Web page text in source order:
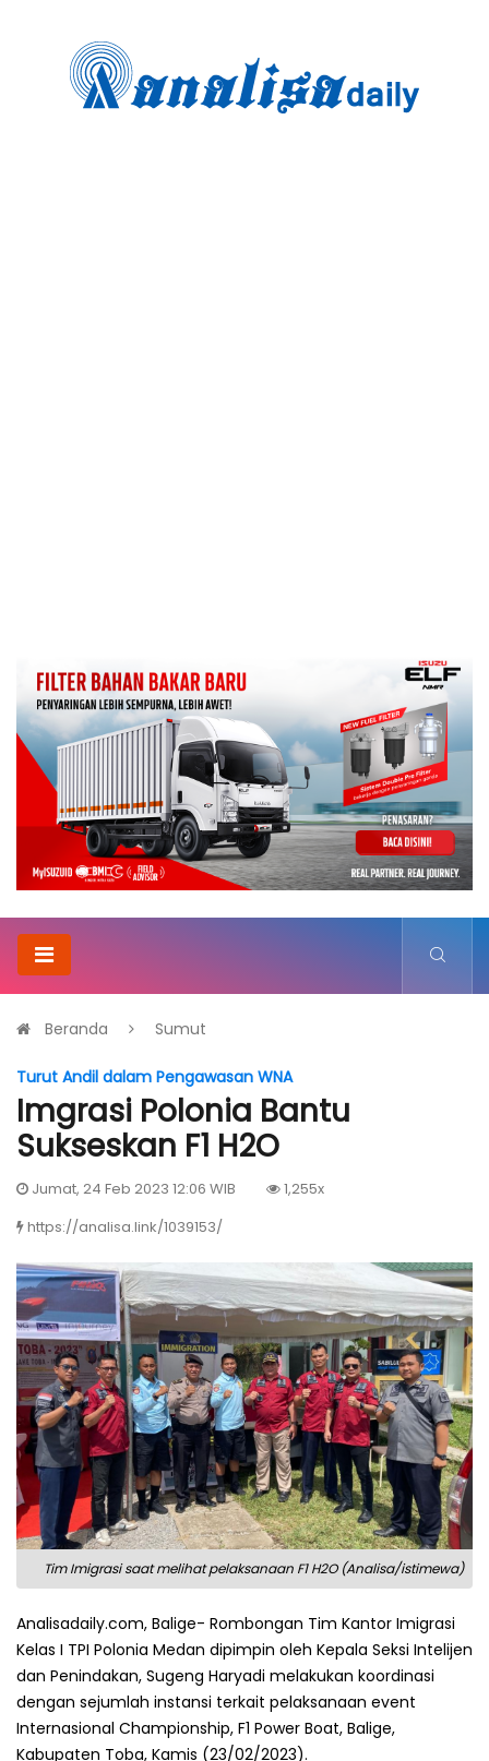
Beranda Sumut
Turut Andil dalam Pengawasan WNA
Imgrasi Polonia Bantu
Sukseskan F1 H2O
Jumat, 24 Feb 2023 12:06 WIB
1,255x
https://analisa.link/1039153/
Tim Imigrasi saat melihat pelaksanaan F1 H2O (Analisa/istimewa)
Analisadaily.com, Balige- Rombongan Tim Kantor Imigrasi
Kelas I TPI Polonia Medan dipimpin oleh Kepala Seksi Intelijen
dan Penindakan, Sugeng Haryadi melakukan koordinasi
dengan sejumlah instansi terkait pelaksanaan event
Internasional Championship, F1 Power Boat, Balige,
Kabupaten Toba, Kamis (23/02/2023).